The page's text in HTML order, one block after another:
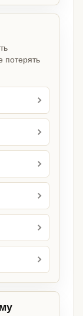
потерять